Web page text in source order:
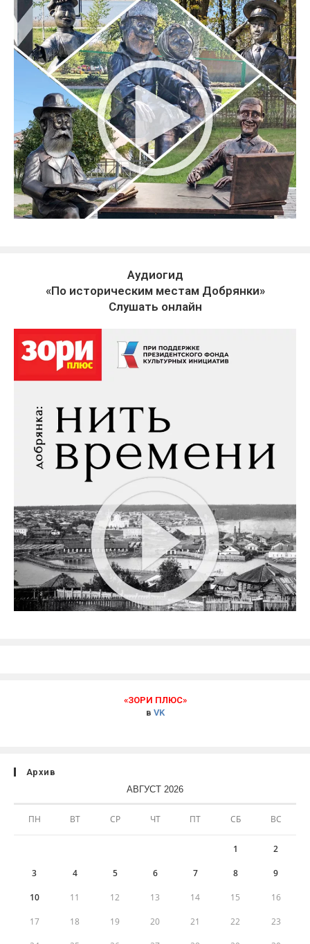
Аудиогид
«По историческим местам Добрянки»
Слушать онлайн
«ЗОРИ ПЛЮС»
в VK
Архив
АВГУСТ 2026
ПН ВТ СР ЧТ ПТ СБ ВС
1 2
3 4 5 6 7 8 9
10 11 12 13 14 15 16
17 18 19 20 21 22 23